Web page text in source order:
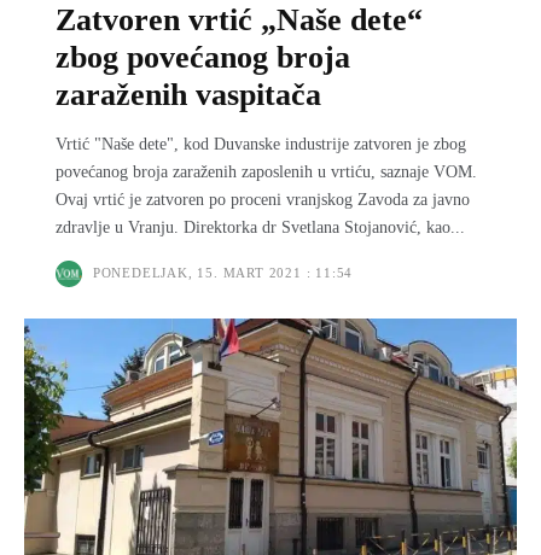
Zatvoren vrtić „Naše dete“
zbog povećanog broja
zaraženih vaspitača
Vrtić "Naše dete", kod Duvanske industrije zatvoren je zbog
povećanog broja zaraženih zaposlenih u vrtiću, saznaje VOM.
Ovaj vrtić je zatvoren po proceni vranjskog Zavoda za javno
zdravlje u Vranju. Direktorka dr Svetlana Stojanović, kao...
PONEDELJAK, 15. MART 2021 : 11:54